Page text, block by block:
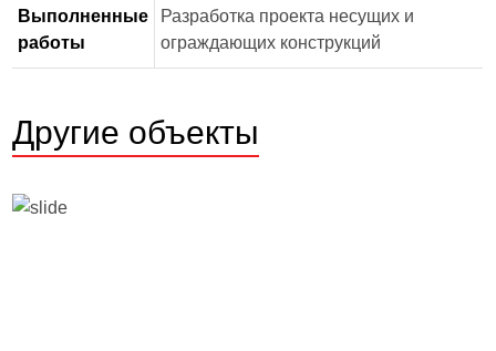
Выполненные
работы
Разработка проекта несущих и
ограждающих конструкций
Другие объекты